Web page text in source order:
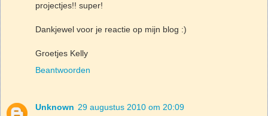
projectjes!! super!
Dankjewel voor je reactie op mijn blog :)
Groetjes Kelly
Beantwoorden
Unknown 29 augustus 2010 om 20:09